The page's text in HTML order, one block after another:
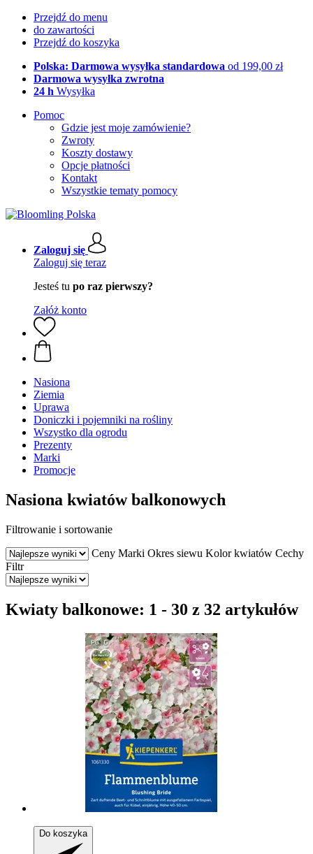
Przejdź do menu
do zawartości
Przejdź do koszyka
Polska: Darmowa wysyłka standardowa od 199,00 zł
Darmowa wysyłka zwrotna
24 h Wysyłka
Pomoc
Gdzie jest moje zamówienie?
Zwroty
Koszty dostawy
Opcje płatności
Kontakt
Wszystkie tematy pomocy
Zaloguj się
Zaloguj się teraz
Jesteś tu po raz pierwszy?
Załóż konto
Nasiona
Ziemia
Uprawa
Doniczki i pojemniki na rośliny
Wszystko dla ogrodu
Prezenty
Marki
Promocje
Nasiona kwiatów balkonowych
Filtrowanie i sortowanie
Ceny Marki Okres siewu Kolor kwiatów Cechy
Filtr
Kwiaty balkonowe: 1 - 30 z 32 artykułów
Do koszyka